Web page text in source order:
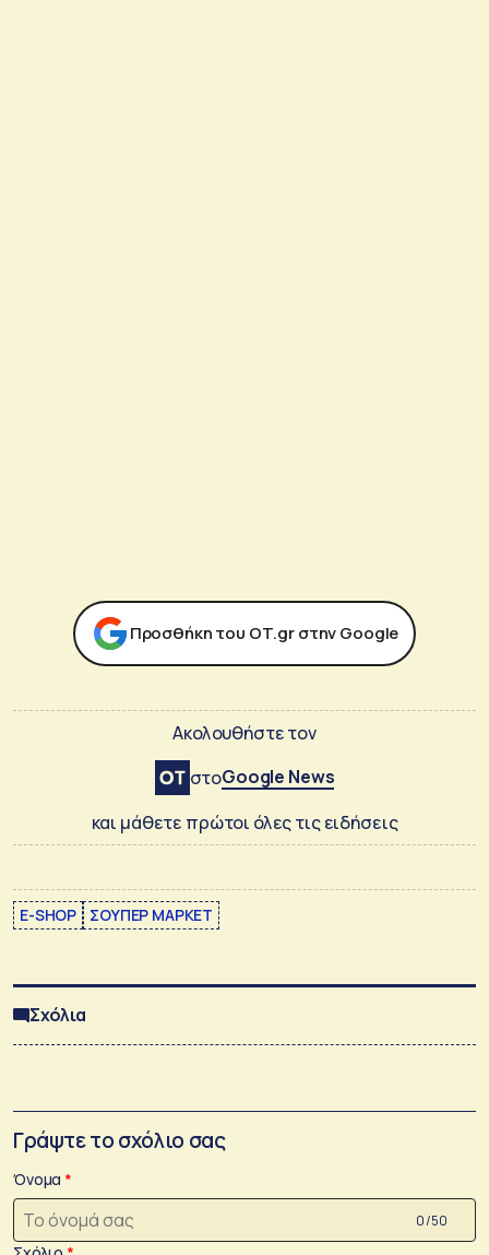
Προσθήκη του ΟΤ.gr στην Google
Ακολουθήστε τον
στοGoogle News
και μάθετε πρώτοι όλες τις ειδήσεις
E-SHOP ΣΟΥΠΕΡ ΜΑΡΚΕΤ
Σχόλια
Γράψτε το σχόλιο σας
Όνομα
0 /50